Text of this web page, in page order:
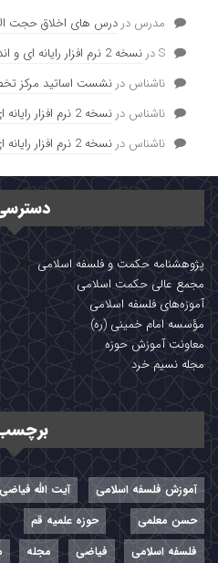
مدرس در درس های اخلاق حجت
Sدر نسخه 2 نرم افزار رایانه ای و اندروید آثار علامه مصباح+ دانلود
ناشناس در نشست اساتید مرکز
ناشناس در نسخه 2 نرم افزار رایانه ای و اندروید آثار علامه مصباح+ دانلود
ناشناس در نسخه 2 نرم افزار رایانه ای و اندروید آثار علامه مصباح+ دانلود
پژوهشنامه حکمت و فلسفه اسلامی
مجمع عالی حکمت اسلامی
آموزه‌های فلسفه اسلامی
مؤسسه امام خمینی (ره)
معاونت آموزش حوزه
مجله نسیم خرد
آموزش فلسفه اسلامی آیت الله فیاضی
حسن معلمی
حوزه علمیه قم
فلسفه اسلامی
فیاضی مجله